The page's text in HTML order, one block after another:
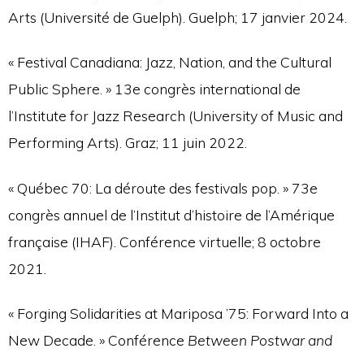
Arts (Université de Guelph). Guelph; 17 janvier 2024.
« Festival Canadiana: Jazz, Nation, and the Cultural
Public Sphere. » 13e congrès international de
l’Institute for Jazz Research (University of Music and
Performing Arts). Graz; 11 juin 2022.
« Québec 70: La déroute des festivals pop. » 73e
congrès annuel de l’Institut d’histoire de l’Amérique
française (IHAF). Conférence virtuelle; 8 octobre
2021.
« Forging Solidarities at Mariposa ’75: Forward Into a
New Decade. » Conférence Between Postwar and